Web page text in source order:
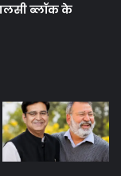
ब्लॉक के